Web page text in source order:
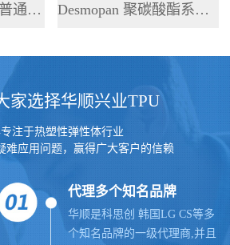
UTECHLLAN INJ 普通聚酯系列 TPU Desmopan 聚碳酸酯系列 TPU
家选择华顺兴业TPU
注于热塑性弹性体行业
难应用问题，赢得广大客户的信赖
代理多个知名品牌
华顺是科思创 韩国LG CS等多
个知名品牌的一级代理商,并且